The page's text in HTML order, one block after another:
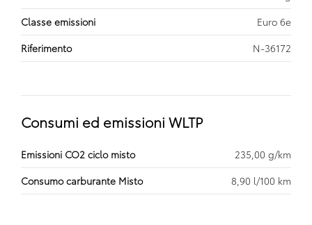
Classe emissioni
Euro 6e
Riferimento
N-36172
Consumi ed emissioni WLTP
Emissioni CO2 ciclo misto
235,00 g/km
Consumo carburante Misto
8,90 l/100 km